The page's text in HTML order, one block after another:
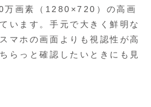
万画素（1280×720）の高画
います。手元で大きく鮮明な
マホの画面よりも視認性が高
らっと確認したいときにも見